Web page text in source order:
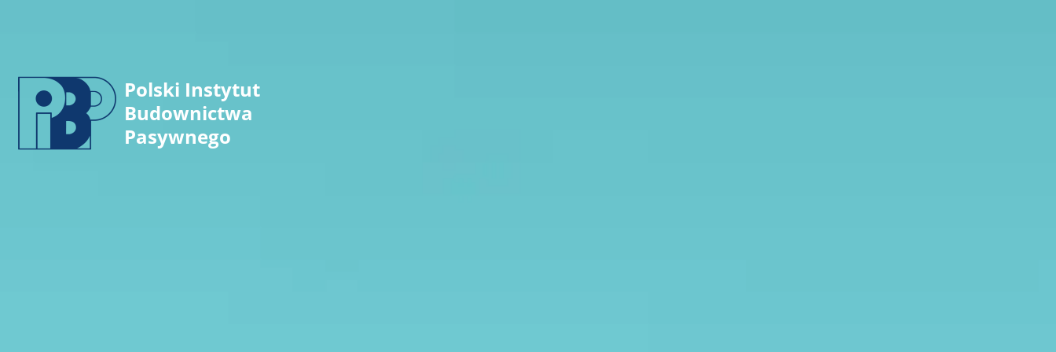
Polski Instytut
Budownictwa
Pasywnego